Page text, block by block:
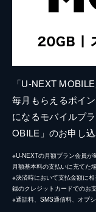
「U-NEXT
毎月もらえるポイ
になるモバイルプ
OBILE」のお申し
※U-NEXTの月額プラン会員
月額基本料の支払いに充てた場
※決済時において支払金額に
録のクレジットカードでのお
※通話料、SMS通信料、オプ